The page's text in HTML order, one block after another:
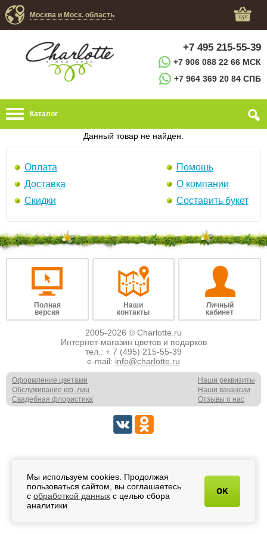
Москва и Моск. область
+7 495 215-55-39
+7 906 088 22 66 МСК
+7 964 369 20 84 СПБ
Каталог
Данный товар не найден.
Оплата
Доставка
Скидки
Помощь
О компании
Составить букет
Полная
версия
Наши
контакты
Личный
кабинет
2005-2026 © Charlotte.ru
Интернет-магазин цветов и подарков
тел.: + 7 (495) 215-55-39
e-mail: info@charlotte.ru
Оформление цветами
Обслуживание юр. лиц
Свадебная флористика
Наши реквизиты
Наши вакансии
Отзывы о нас
Мы используем cookies. Продолжая
пользоваться сайтом, вы соглашаетесь
с обработкой данных с целью сбора
аналитики.
OK